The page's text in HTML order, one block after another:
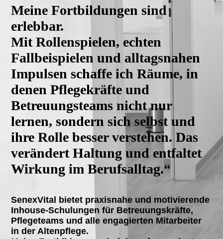
Meine Fortbildungen sind
erlebbar.
Mit Rollenspielen, echten
Fallbeispielen und alltagsnahen
Impulsen schaffe ich Räume, in
denen Pflegekräfte und
Betreuungsteams nicht nur
lernen, sondern sich selbst und
ihre Rolle besser verstehen. Das
verändert Haltung und entfaltet
Wirkung im Berufsalltag.“
SenexVital bietet praxisnahe und motivierende
Inhouse-Schulungen für Betreuungskräfte,
Pflegeteams und alle engagierten Mitarbeiter
in der Altenpflege.